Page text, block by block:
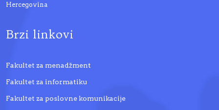
Hercegovina
Brzi linkovi
Fakultet za menadžment
Fakultet za informatiku
Fakultet za poslovne komunikacije